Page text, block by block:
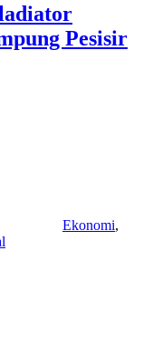
Pesisir
Ekonomi,